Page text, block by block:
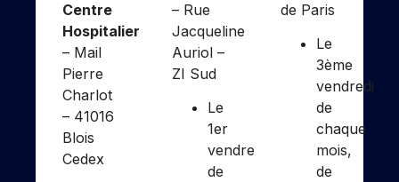
Centre
Hospitalier
– Mail
Pierre
Charlot
– 41016
Blois
Cedex
– Rue
Jacqueline
Auriol –
ZI Sud
Le
1er
vendredi
de
de Paris
Le
3ème
vendredi
de
chaque
mois,
de